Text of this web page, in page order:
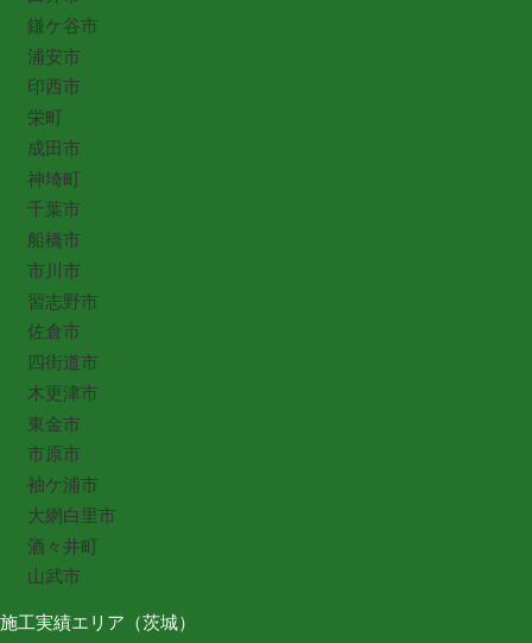
鎌ケ谷市
浦安市
印西市
栄町
成田市
神埼町
千葉市
船橋市
市川市
習志野市
佐倉市
四街道市
木更津市
東金市
市原市
袖ケ浦市
大網白里市
酒々井町
山武市
施工実績エリア（茨城）